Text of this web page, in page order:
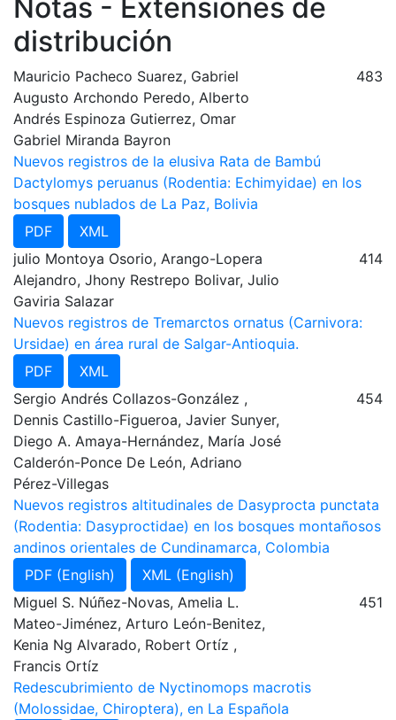
Notas - Extensiones de
distribución
Mauricio Pacheco Suarez, Gabriel
Augusto Archondo Peredo, Alberto
Andrés Espinoza Gutierrez, Omar
Gabriel Miranda Bayron
483
Nuevos registros de la elusiva Rata de Bambú
Dactylomys peruanus (Rodentia: Echimyidae) en los
bosques nublados de La Paz, Bolivia
PDF
XML
julio Montoya Osorio, Arango-Lopera
Alejandro, Jhony Restrepo Bolivar, Julio
Gaviria Salazar
414
Nuevos registros de Tremarctos ornatus (Carnivora:
Ursidae) en área rural de Salgar-Antioquia.
PDF
XML
Sergio Andrés Collazos-González ,
Dennis Castillo-Figueroa, Javier Sunyer,
Diego A. Amaya-Hernández, María José
Calderón-Ponce De León, Adriano
Pérez-Villegas
454
Nuevos registros altitudinales de Dasyprocta punctata
(Rodentia: Dasyproctidae) en los bosques montañosos
andinos orientales de Cundinamarca, Colombia
PDF (English)
XML (English)
Miguel S. Núñez-Novas, Amelia L.
Mateo-Jiménez, Arturo León-Benitez,
Kenia Ng Alvarado, Robert Ortíz ,
Francis Ortíz
451
Redescubrimiento de Nyctinomops macrotis
(Molossidae, Chiroptera), en La Española